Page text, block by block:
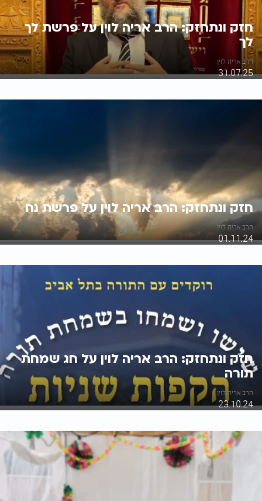
חזק ונתחזק: הרב אריה לוין על פרשת לך
לך
הרב אריה לוין
31.07.25
חזק ונתחזק: הרב אריה לוין על פרשת נח
הרב אריה לוין
01.11.24
חזק ונתחזק: הרב אריה לוין על חג שמחת
תורה
הרב אריה לוין
23.10.24